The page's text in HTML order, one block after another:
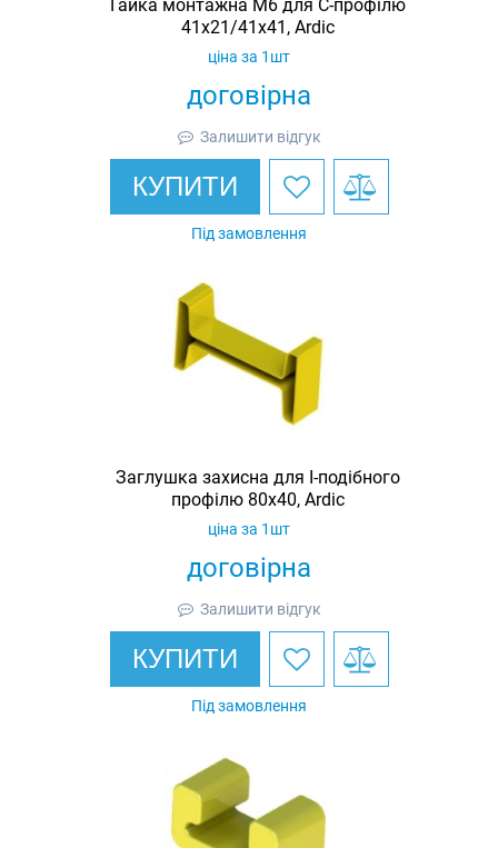
Гайка монтажна M6 для C-профілю
41х21/41х41, Ardic
договірна
ціна за 1шт
Залишити відгук
КУПИТИ
Під замовлення
Заглушка захисна для I-подібного
профілю 80х40, Ardic
договірна
ціна за 1шт
Залишити відгук
КУПИТИ
Під замовлення